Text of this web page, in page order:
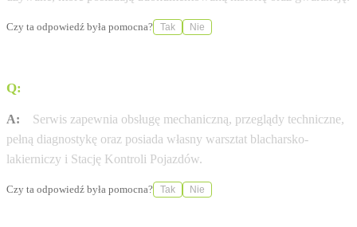
Czy ta odpowiedź była pomocna? Tak Nie
Q:
A:
Serwis zapewnia obsługę mechaniczną, przeglądy techniczne,
pełną diagnostykę oraz posiada własny warsztat blacharsko-
lakierniczy i Stację Kontroli Pojazdów.
Czy ta odpowiedź była pomocna? Tak Nie